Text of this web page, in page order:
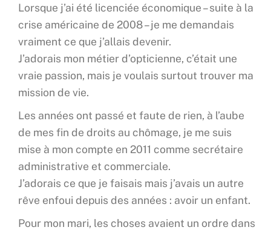
Lorsque j’ai été licenciée économique – suite à la
crise américaine de 2008 – je me demandais
vraiment ce que j’allais devenir.
J’adorais mon métier d’opticienne, c’était une
vraie passion, mais je voulais surtout trouver ma
mission de vie.
Les années ont passé et faute de rien, à l’aube
de mes fin de droits au chômage, je me suis
mise à mon compte en 2011 comme secrétaire
administrative et commerciale.
J’adorais ce que je faisais mais j’avais un autre
rêve enfoui depuis des années : avoir un enfant.
Pour mon mari, les choses avaient un ordre dans